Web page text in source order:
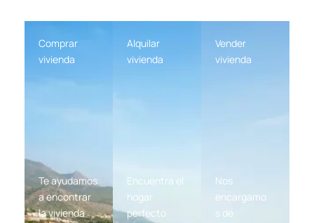
Comprar
vivienda
Te ayudamos
a encontrar
la vivienda
Alquilar
vivienda
Encuentra el
hogar
perfecto
Vender
vivienda
Nos
encargamo
s de